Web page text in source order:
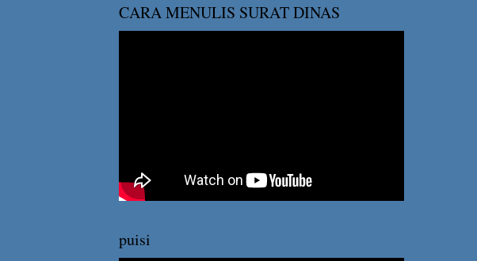
CARA MENULIS SURAT DINAS
puisi